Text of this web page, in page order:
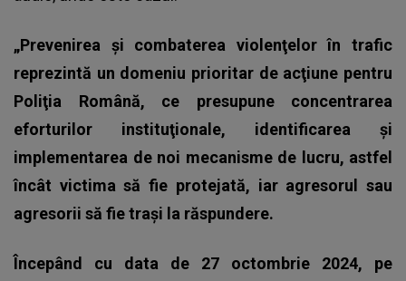
„Prevenirea şi combaterea violenţelor în trafic
reprezintă un domeniu prioritar de acţiune pentru
Poliţia Română, ce presupune concentrarea
eforturilor instituţionale, identificarea şi
implementarea de noi mecanisme de lucru, astfel
încât victima să fie protejată, iar agresorul sau
agresorii să fie traşi la răspundere.
Începând cu data de 27 octombrie 2024, pe